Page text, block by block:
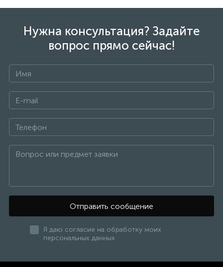
Нужна консультация? Задайте
вопрос прямо сейчас!
Отправить сообщение
Я даю согласие на обработку моих
персональных данных